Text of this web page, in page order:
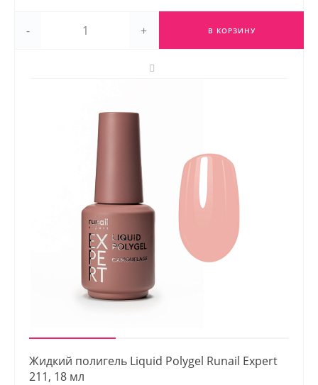
- + В КОРЗИНУ
Жидкий полигель Liquid Polygel Runail Expert
211, 18 мл